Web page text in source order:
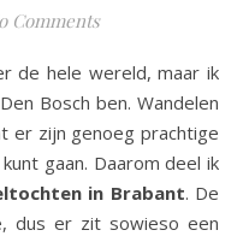
Comments
Bosch ben. Wandelen
er zijn genoeg prachtige
gaan. Daarom deel ik
in Brabant. De
dus er zit sowieso een